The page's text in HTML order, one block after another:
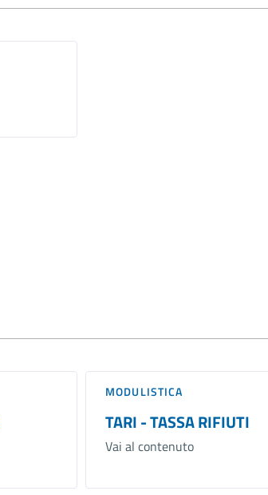
MODULISTICA
TARI - TASSA RIFIUTI
Vai al contenuto